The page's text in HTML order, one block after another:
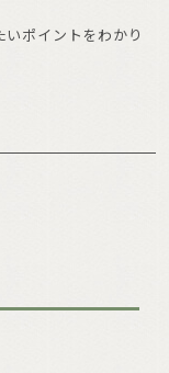
ポイントをわかり